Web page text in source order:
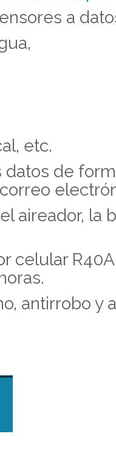
a
etc.
datos de
aireador, la
celular
antirrobo y